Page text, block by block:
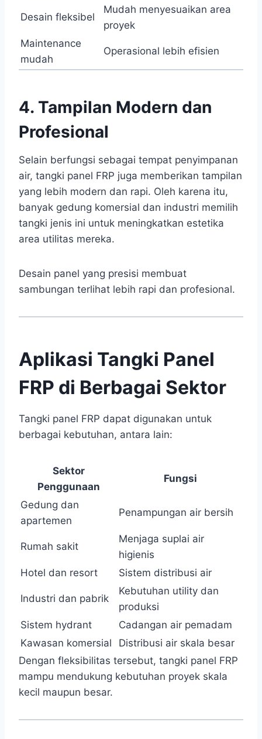
Desain fleksibel
Mudah menyesuaikan area
proyek
Maintenance
mudah
Operasional lebih efisien
4. Tampilan Modern dan
Profesional
Selain berfungsi sebagai tempat penyimpanan
air, tangki panel FRP juga memberikan tampilan
yang lebih modern dan rapi. Oleh karena itu,
banyak gedung komersial dan industri memilih
tangki jenis ini untuk meningkatkan estetika
area utilitas mereka.
Desain panel yang presisi membuat
sambungan terlihat lebih rapi dan profesional.
Aplikasi Tangki Panel
FRP di Berbagai Sektor
Tangki panel FRP dapat digunakan untuk
berbagai kebutuhan, antara lain:
Sektor
Penggunaan
Fungsi
Gedung dan
apartemen
Penampungan air bersih
Rumah sakit
Menjaga suplai air
higienis
Hotel dan resort
Sistem distribusi air
Industri dan pabrik
Kebutuhan utility dan
produksi
Sistem hydrant
Cadangan air pemadam
Kawasan komersial
Distribusi air skala besar
Dengan fleksibilitas tersebut, tangki panel FRP
mampu mendukung kebutuhan proyek skala
kecil maupun besar.